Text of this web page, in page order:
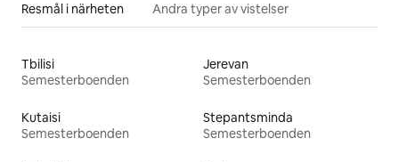
Resmål i närheten Andra typer av vistelser
Tbilisi
Semesterboenden
Jerevan
Semesterboenden
Kutaisi
Semesterboenden
Stepantsminda
Semesterboenden